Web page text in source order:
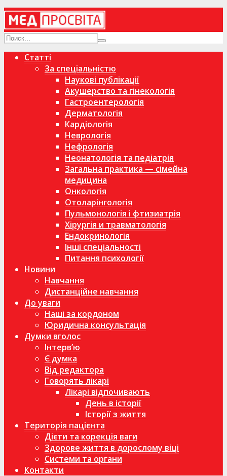
Статті
За спеціальністю
Наукові публікації
Акушерство та гінекологія
Гастроентерологія
Дерматологія
Кардіологія
Неврологія
Нефрологія
Неонатологія та педіатрія
Загальна практика — сімейна
медицина
Онкологія
Отоларінгологія
Пульмонологія і фтизиатрія
Хірургія и травматологія
Ендокринологія
Інші спеціальності
Питання психології
Новини
Навчання
Дистанційне навчання
До уваги
Наші за кордоном
Юридична консультація
Думки вголос
Інтерв’ю
Є думка
Від редактора
Говорять лікарі
Лікарі відпочивають
День в історії
Історії з життя
Територія пацієнта
Дієти та корекція ваги
Здорове життя в дорослому віці
Системи та органи
Контакти